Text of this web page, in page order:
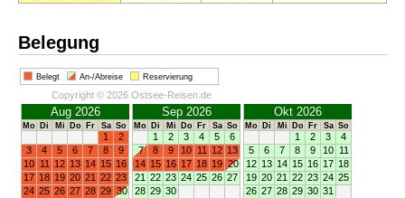
Belegung
Belegt An-/Abreise Reservierung
Copyright © 2026 Ostsee-Reisen.de
Aug 2026
Mo Di Mi Do Fr Sa So
1
2
3
4 5 6 7 8
9
10 11 12 13 14 15 16
17 18 19 20 21 22 23
24 25 26 27 28 29 30
Sep 2026
Mo Di Mi Do Fr Sa So
1 2 3 4 5
6
7
8 9 10 11 12 13
14 15 16 17 18 19 20
21 22 23 24 25 26 27
28 29 30
Okt 2026
Mo Di Mi Do Fr Sa So
1 2 3
4
5
6 7 8 9 10 11
12 13 14 15 16 17 18
19 20 21 22 23 24 25
26 27 28 29 30 31